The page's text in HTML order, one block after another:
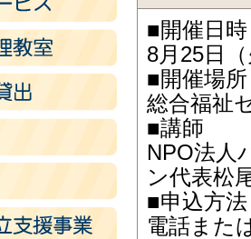
■開催日時
8月25日
■開催場所
総合福祉
■講師
NPO法人
ン代表松
■申込方法
電話また